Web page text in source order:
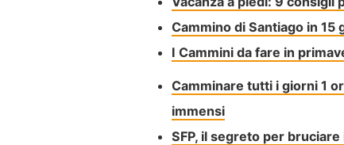
Cammino di Santiago in
I Cammini da fare in
Camminare tutti i giorni 1
immensi
SFP, il segreto per